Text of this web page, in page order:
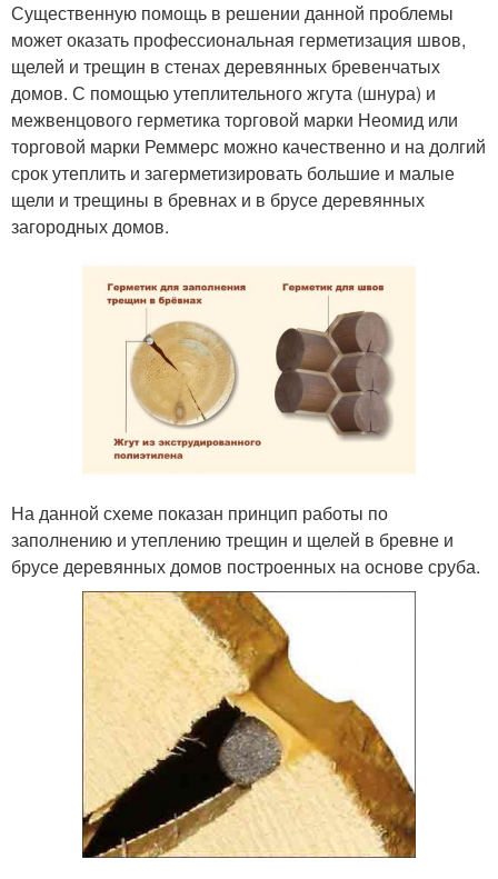
Существенную помощь в решении данной проблемы
может оказать профессиональная герметизация швов,
щелей и трещин в стенах деревянных бревенчатых
домов. С помощью утеплительного жгута (шнура) и
межвенцового герметика торговой марки Неомид или
торговой марки Реммерс можно качественно и на долгий
срок утеплить и загерметизировать большие и малые
щели и трещины в бревнах и в брусе деревянных
загородных домов.
На данной схеме показан принцип работы по
заполнению и утеплению трещин и щелей в бревне и
брусе деревянных домов построенных на основе сруба.